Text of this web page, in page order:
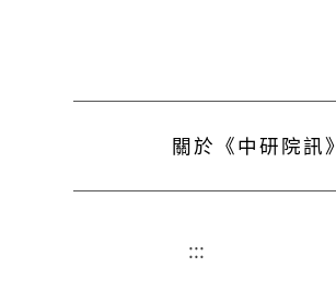
關於《中研院訊》
:::